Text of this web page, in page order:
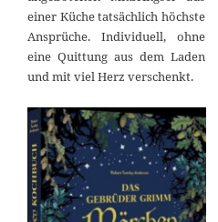
einer Küche tatsächlich höchste
Ansprüche. Individuell, ohne
eine Quittung aus dem Laden
und mit viel Herz verschenkt.